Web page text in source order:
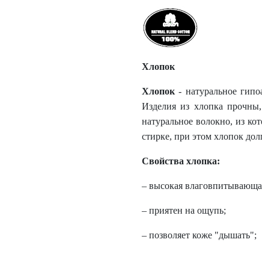
Хлопок
Хлопок - натуральное
Изделия из хлопка
натуральное волокно, из
стирке, при этом хлопок
Свойства хлопка:
– высокая
– приятен на ощупь;
– позволяет коже "дышать";